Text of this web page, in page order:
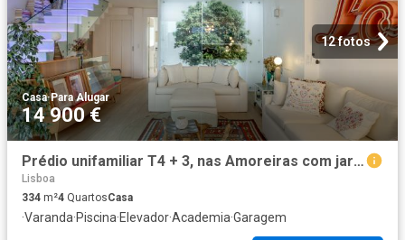
12 fotos
Casa·Para Alugar
14 900 €
Prédio unifamiliar T4 + 3, nas Amoreiras com jardim e piscina
Lisboa
334 m²4 QuartosCasa
·Varanda·Piscina·Elevador·Academia·Garagem